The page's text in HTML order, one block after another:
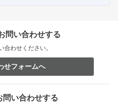
問い合わせする
合わせください。
せフォームへ
問い合わせする